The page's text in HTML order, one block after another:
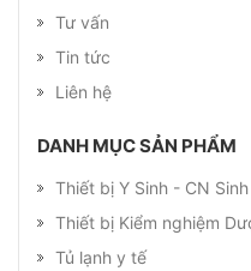
Tư vấn
Tin tức
Liên hệ
DANH MỤC SẢN PHẨM
Thiết bị Y Sinh - CN
Thiết bị Kiểm nghiệm
Tủ lạnh y tế